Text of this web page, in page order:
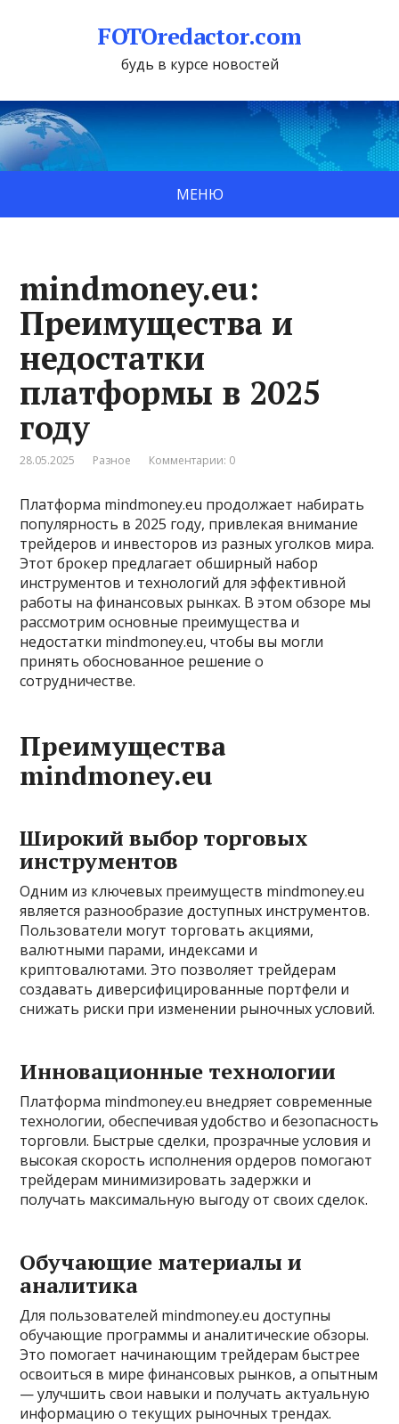
FOTOredactor.com
будь в курсе новостей
МЕНЮ
mindmoney.eu:
Преимущества и
недостатки
платформы в 2025
году
28.05.2025 Разное Комментарии: 0
Платформа mindmoney.eu продолжает набирать
популярность в 2025 году, привлекая внимание
трейдеров и инвесторов из разных уголков мира.
Этот брокер предлагает обширный набор
инструментов и технологий для эффективной
работы на финансовых рынках. В этом обзоре мы
рассмотрим основные преимущества и
недостатки mindmoney.eu, чтобы вы могли
принять обоснованное решение о
сотрудничестве.
Преимущества
mindmoney.eu
Широкий выбор торговых
инструментов
Одним из ключевых преимуществ mindmoney.eu
является разнообразие доступных инструментов.
Пользователи могут торговать акциями,
валютными парами, индексами и
криптовалютами. Это позволяет трейдерам
создавать диверсифицированные портфели и
снижать риски при изменении рыночных условий.
Инновационные технологии
Платформа mindmoney.eu внедряет современные
технологии, обеспечивая удобство и безопасность
торговли. Быстрые сделки, прозрачные условия и
высокая скорость исполнения ордеров помогают
трейдерам минимизировать задержки и
получать максимальную выгоду от своих сделок.
Обучающие материалы и
аналитика
Для пользователей mindmoney.eu доступны
обучающие программы и аналитические обзоры.
Это помогает начинающим трейдерам быстрее
освоиться в мире финансовых рынков, а опытным
— улучшить свои навыки и получать актуальную
информацию о текущих рыночных трендах.